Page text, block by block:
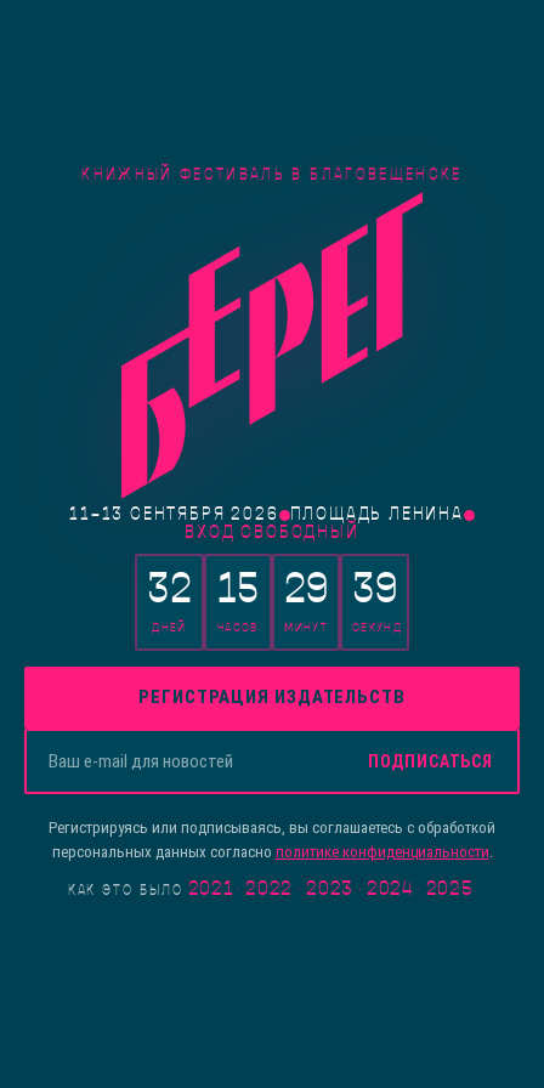
КНИЖНЫЙ ФЕСТИВАЛЬ В БЛАГОВЕЩЕНСКЕ
11–13 СЕНТЯБРЯ 2026
ПЛОЩАДЬ ЛЕНИНА
ВХОД СВОБОДНЫЙ
32
ДНЕЙ
15
ЧАСОВ
29
МИНУТ
39
СЕКУНД
РЕГИСТРАЦИЯ ИЗДАТЕЛЬСТВ
ПОДПИСАТЬСЯ
Регистрируясь или подписываясь, вы соглашаетесь с обработкой
персональных данных согласно политике конфиденциальности
КАК ЭТО БЫЛО 2021 · 2022 · 2023 · 2024 · 2025